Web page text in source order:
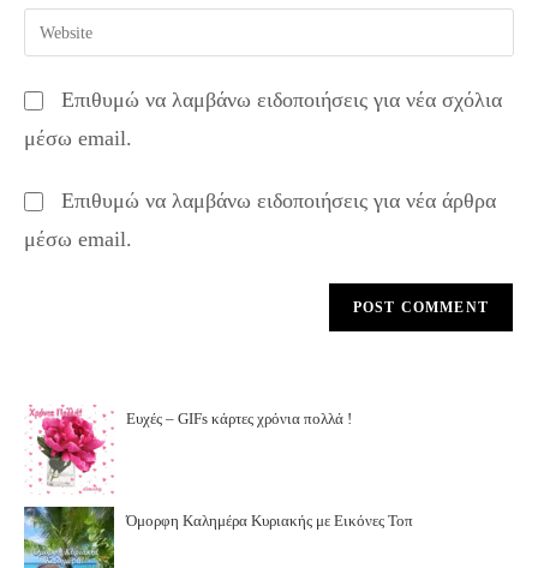
comment
email
address
comment
Enter
your
URL
(optional)
Επιθυμώ να λαμβάνω ειδοποιήσεις για νέα σχόλια
μέσω email.
Επιθυμώ να λαμβάνω ειδοποιήσεις για νέα άρθρα
μέσω email.
Ευχές – GIFs κάρτες χρόνια πολλά !
Όμορφη Καλημέρα Κυριακής με Εικόνες Τοπ